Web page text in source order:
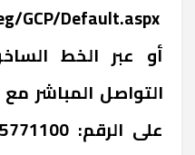
GCP/Default.aspx
التواصل المباشر